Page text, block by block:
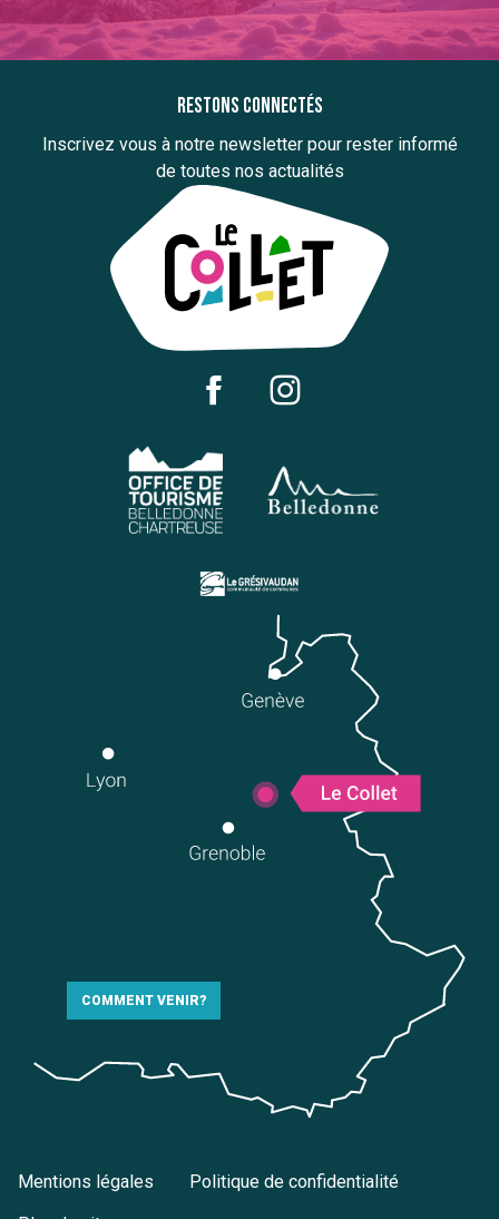
Restons connectés
Inscrivez vous à notre newsletter pour rester informé
de toutes nos actualités
COMMENT VENIR?
Mentions légales Politique de confidentialité